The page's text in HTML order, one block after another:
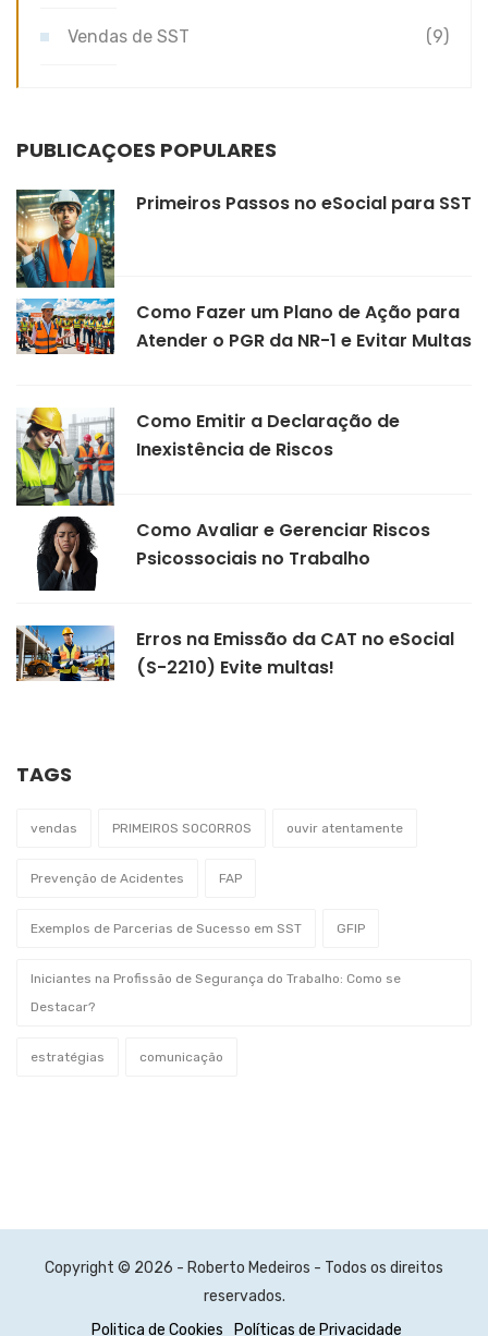
Vendas de SST (9)
PUBLICAÇÕES POPULARES
Primeiros Passos no eSocial para SST
Como Fazer um Plano de Ação para
Atender o PGR da NR-1 e Evitar Multas
Como Emitir a Declaração de
Inexistência de Riscos
Como Avaliar e Gerenciar Riscos
Psicossociais no Trabalho
Erros na Emissão da CAT no eSocial
(S-2210) Evite multas!
TAGS
vendas PRIMEIROS SOCORROS ouvir atentamente
Prevenção de Acidentes FAP
Exemplos de Parcerias de Sucesso em SST GFIP
Iniciantes na Profissão de Segurança do Trabalho: Como se
Destacar?
estratégias comunicação
Copyright © 2026 - Roberto Medeiros - Todos os direitos
reservados.
Politica de Cookies
Políticas de Privacidade